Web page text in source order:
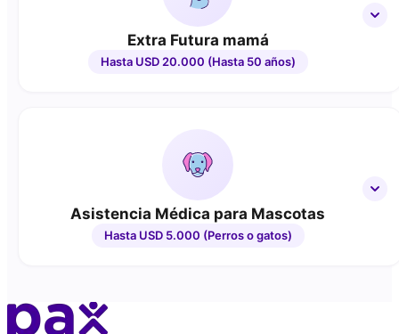
Extra Futura mamá
Hasta USD 20.000 (Hasta 50 años)
Asistencia Médica para Mascotas
Hasta USD 5.000 (Perros o gatos)